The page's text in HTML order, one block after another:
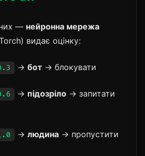
— нейронна мережа
видає оцінку:
→ бот → блокувати
→ підозріло → запитати
→ людина → пропустити